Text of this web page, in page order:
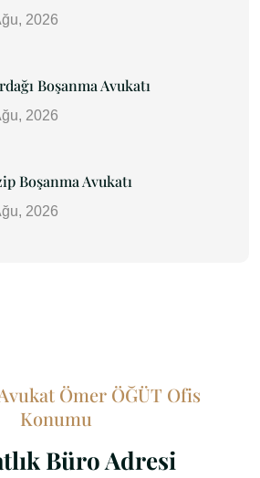
2026
Boşanma Avukatı
2026
Boşanma Avukatı
2026
Ömer ÖĞÜT Ofis
Konumu
Büro Adresi